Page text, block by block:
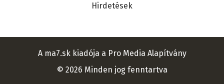
Hirdetések
A ma7.sk kiadója a Pro Media Alapítvány
© 2026 Minden jog fenntartva